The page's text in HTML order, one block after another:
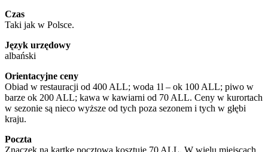
Czas
Taki jak w Polsce.
Język urzędowy
albański
Orientacyjne ceny
Obiad w restauracji od 400 ALL; woda 1l – ok 100 ALL; piwo w
barze ok 200 ALL; kawa w kawiarni od 70 ALL. Ceny w kurortach
w sezonie są nieco wyższe od tych poza sezonem i tych w głębi
kraju.
Poczta
Znaczek na kartkę pocztową kosztuje 70 ALL. W wielu miejscach